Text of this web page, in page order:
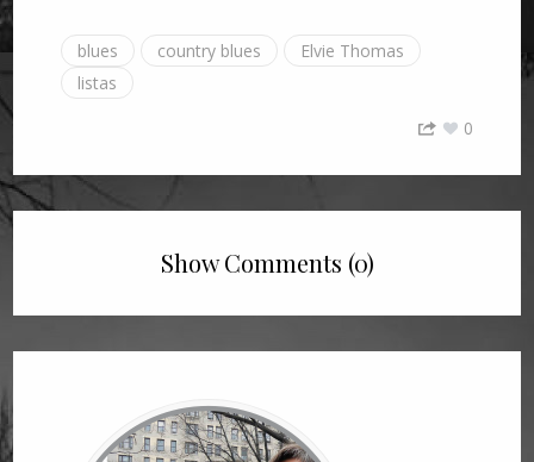
blues country blues
Elvie Thomas
listas
0
Show Comments (0)